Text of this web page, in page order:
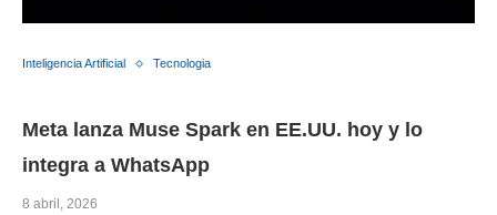
Inteligencia Artificial Tecnologia
Meta lanza Muse Spark en EE.UU. hoy y lo
integra a WhatsApp
8 abril, 2026